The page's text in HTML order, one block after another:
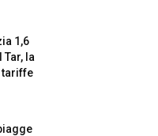
1,6
la
tariffe